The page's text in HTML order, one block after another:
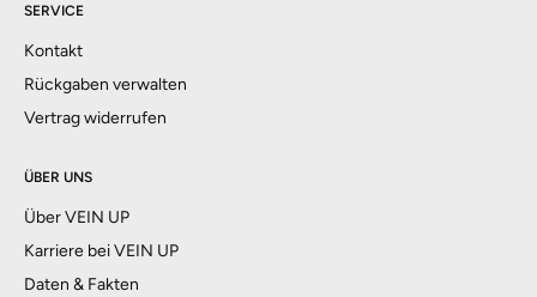
SERVICE
Kontakt
Rückgaben verwalten
Vertrag widerrufen
ÜBER UNS
Über VEIN UP
Karriere bei VEIN UP
Daten & Fakten